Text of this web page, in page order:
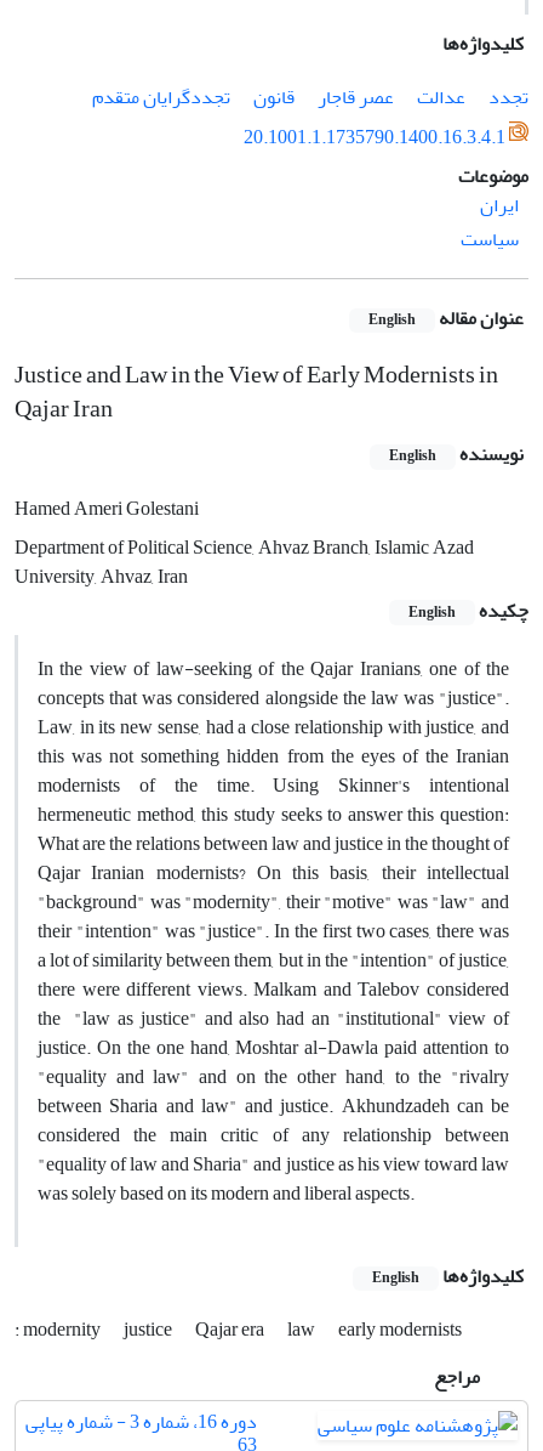
کلیدواژه‌ها
تجدد
عدالت عصر قاجار قانون
تجددگرایان متقدم
20.1001.1.1735790.1400.16.3.4.1
موضوعات
ایران
سیاست
عنوان مقاله English
Justice and Law in the View of Early Modernists in
Qajar Iran
نویسنده English
Hamed Ameri Golestani
Department of Political Science, Ahvaz Branch, Islamic Azad
University, Ahvaz, Iran
چکیده
English
In the view of law-seeking of the Qajar Iranians, one of the
concepts that was considered alongside the law was "justice".
Law, in its new sense, had a close relationship with justice, and
this was not something hidden from the eyes of the Iranian
modernists of the time. Using Skinner's intentional
hermeneutic method, this study seeks to answer this question:
What are the relations between law and justice in the thought of
Qajar Iranian modernists? On this basis, their intellectual
"background" was "modernity", their "motive" was "law" and
their "intention" was "justice". In the first two cases, there was
a lot of similarity between them, but in the "intention" of justice,
there were different views. Malkam and Talebov considered
the "law as justice" and also had an "institutional" view of
justice. On the one hand, Moshtar al-Dawla paid attention to
"equality and law" and on the other hand, to the "rivalry
between Sharia and law" and justice. Akhundzadeh can be
considered the main critic of any relationship between
"equality of law and Sharia" and justice as his view toward law
was solely based on its modern and liberal aspects.
کلیدواژه‌ها English
: modernity justice Qajar era law
early modernists
مراجع
دوره 16، شماره 3 - شماره پیاپی